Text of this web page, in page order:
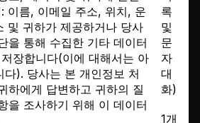
이름, 이메일 주소, 위치, 운
및 귀하가 제공하거나 당사
을 통해 수집한 기타 데이터
장합니다(이에 대해서는 아
다). 당사는 본 개인정보 처
하에게 답변하고 귀하의 질
을 조사하기 위해 이 데이터
록
및
문
자
대
화)
1개